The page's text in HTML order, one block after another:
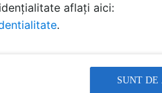
aflați aici:
.
SUNT DE